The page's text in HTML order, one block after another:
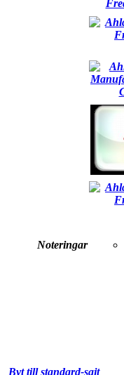
Noteringar
Byt till standard-sajt